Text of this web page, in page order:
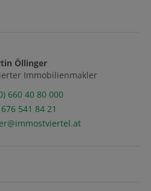
Öllinger
Immobilienmakler
660 40 80 000
541 84 21